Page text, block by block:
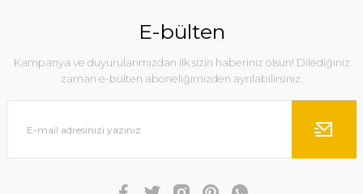
E-bülten
Kampanya ve duyurularımızdan ilk sizin haberiniz olsun! Dilediğiniz
zaman e-bülten aboneliğimizden ayrılabilirsiniz.